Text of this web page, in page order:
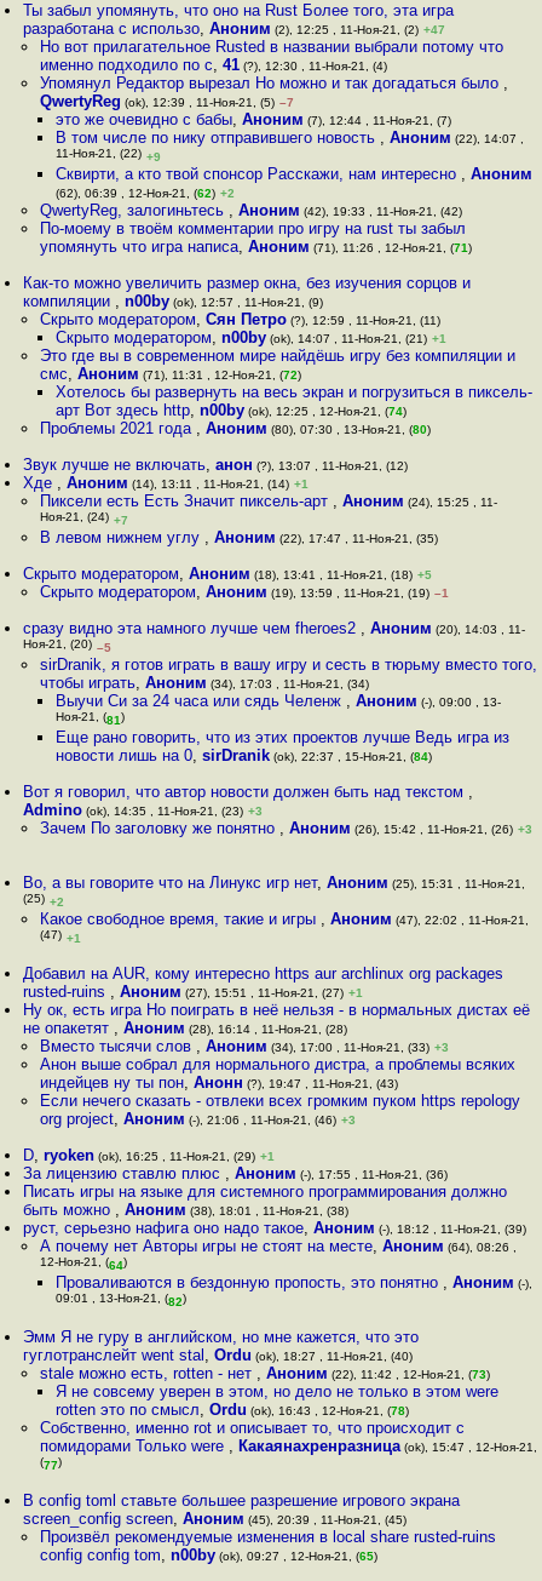
Ты забыл упомянуть, что оно на Rust Более того, эта игра
разработана с использо,Аноним (2), 12:25 , 11-Ноя-21, (2) +47
Но вот прилагательное Rusted в названии выбрали потому что
именно подходило по с, 41(?), 12:30 , 11-Ноя-21, (4)
Упомянул Редактор вырезал Но можно и так догадаться было ,
QwertyReg (ok), 12:39 , 11-Ноя-21, (5) –7
это же очевидно с бабы, Аноним (7), 12:44 , 11-Ноя-21, (7)
В том числе по нику отправившего новость , Аноним (22), 14:07 ,
11-Ноя-21, (22) +9
Сквирти, а кто твой спонсор Расскажи, нам интересно , Аноним
(62), 06:39 , 12-Ноя-21, (62) +2
QwertyReg, залогиньтесь , Аноним (42), 19:33 , 11-Ноя-21, (42)
По-моему в твоём комментарии про игру на rust ты забыл
упомянуть что игра написа, Аноним (71), 11:26 , 12-Ноя-21, (71)
Как-то можно увеличить размер окна, без изучения сорцов и
компиляции ,n00by (ok), 12:57 , 11-Ноя-21, (9)
Скрыто модератором, Сян Петро(?), 12:59 , 11-Ноя-21, (11)
Скрыто модератором, n00by(ok), 14:07 , 11-Ноя-21, (21) +1
Это где вы в современном мире найдёшь игру без компиляции и
смс, Аноним (71), 11:31 , 12-Ноя-21, (72)
Хотелось бы развернуть на весь экран и погрузиться в пиксель-
арт Вот здесь http, n00by(ok), 12:25 , 12-Ноя-21, (74)
Проблемы 2021 года , Аноним (80), 07:30 , 13-Ноя-21, (80)
Звук лучше не включать,анон (?), 13:07 , 11-Ноя-21, (12)
Хде ,Аноним (14), 13:11 , 11-Ноя-21, (14) +1
Пиксели есть Есть Значит пиксель-арт , Аноним (24), 15:25 , 11-
Ноя-21, (24) +7
В левом нижнем углу , Аноним (22), 17:47 , 11-Ноя-21, (35)
Скрыто модератором,Аноним (18), 13:41 , 11-Ноя-21, (18) +5
Скрыто модератором, Аноним (19), 13:59 , 11-Ноя-21, (19) –1
сразу видно эта намного лучше чем fheroes2 ,Аноним (20), 14:03 , 11-
Ноя-21, (20) –5
sirDranik, я готов играть в вашу игру и сесть в тюрьму вместо того,
чтобы играть, Аноним (34), 17:03 , 11-Ноя-21, (34)
Выучи Си за 24 часа или сядь Челенж , Аноним (-), 09:00 , 13-
Ноя-21, (81)
Еще рано говорить, что из этих проектов лучше Ведь игра из
новости лишь на 0, sirDranik(ok), 22:37 , 15-Ноя-21, (84)
Вот я говорил, что автор новости должен быть над текстом ,
Admino (ok), 14:35 , 11-Ноя-21, (23) +3
Зачем По заголовку же понятно , Аноним (26), 15:42 , 11-Ноя-21, (26) +3
Во, а вы говорите что на Линукс игр нет,Аноним (25), 15:31 , 11-Ноя-21,
(25) +2
Какое свободное время, такие и игры , Аноним (47), 22:02 , 11-Ноя-21,
(47) +1
Добавил на AUR, кому интересно https aur archlinux org packages
rusted-ruins ,Аноним (27), 15:51 , 11-Ноя-21, (27) +1
Ну ок, есть игра Но поиграть в неё нельзя - в нормальных дистах её
не опакетят ,Аноним (28), 16:14 , 11-Ноя-21, (28)
Вместо тысячи слов , Аноним (34), 17:00 , 11-Ноя-21, (33) +3
Анон выше собрал для нормального дистра, а проблемы всяких
индейцев ну ты пон, Анонн (?), 19:47 , 11-Ноя-21, (43)
Если нечего сказать - отвлеки всех громким пуком https repology
org project, Аноним (-), 21:06 , 11-Ноя-21, (46) +3
D,ryoken (ok), 16:25 , 11-Ноя-21, (29) +1
За лицензию ставлю плюс ,Аноним (-), 17:55 , 11-Ноя-21, (36)
Писать игры на языке для системного программирования должно
быть можно ,Аноним (38), 18:01 , 11-Ноя-21, (38)
руст, серьезно нафига оно надо такое,Аноним (-), 18:12 , 11-Ноя-21, (39)
А почему нет Авторы игры не стоят на месте, Аноним (64), 08:26 ,
12-Ноя-21, (64)
Проваливаются в бездонную пропость, это понятно , Аноним (-),
09:01 , 13-Ноя-21, (82)
Эмм Я не гуру в английском, но мне кажется, что это
гуглотранслейт went stal ,Ordu (ok), 18:27 , 11-Ноя-21, (40)
stale можно есть, rotten - нет , Аноним (22), 11:42 , 12-Ноя-21, (73)
Я не совсему уверен в этом, но дело не только в этом were
rotten это по смысл, Ordu (ok), 16:43 , 12-Ноя-21, (78)
Собственно, именно rot и описывает то, что происходит с
помидорами Только were , Какаянахренразница(ok), 15:47 , 12-Ноя-21,
(77)
В config toml ставьте большее разрешение игрового экрана
screen_config screen,Аноним (45), 20:39 , 11-Ноя-21, (45)
Произвёл рекомендуемые изменения в local share rusted-ruins
config config tom, n00by(ok), 09:27 , 12-Ноя-21, (65)